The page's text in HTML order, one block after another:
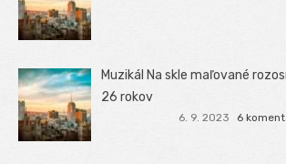
Muzikál Na skle maľované
26 rokov
6. 9. 2023 6